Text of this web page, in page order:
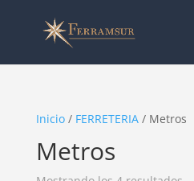
Inicio/ FERRETERIA/ Metros
Metros